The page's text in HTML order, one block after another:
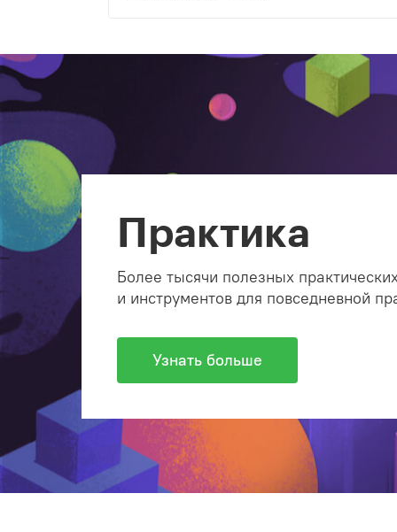
Практика
Более тысячи полезных
и инструментов для повседневной
Узнать больше